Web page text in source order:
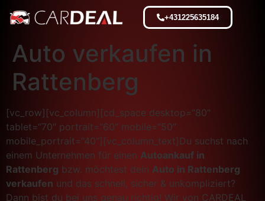
+431225635184
Auto verkaufen in
Rattenberg
[vc_row][vc_column][cd_space desktop=“80″
tablet=“70″ portrait=“60″ mobile=“50″
mobile_portrait=“40″][vc_column_text]Du suchst nach
einem Unternehmen für einen Autoankauf in
Rattenberg bzw. möchtest dein Auto in Rattenberg
verkaufen und das schnell, sicher & unkompliziert?
Dann bist du bei uns genau richtig! Wir von CARDEAL